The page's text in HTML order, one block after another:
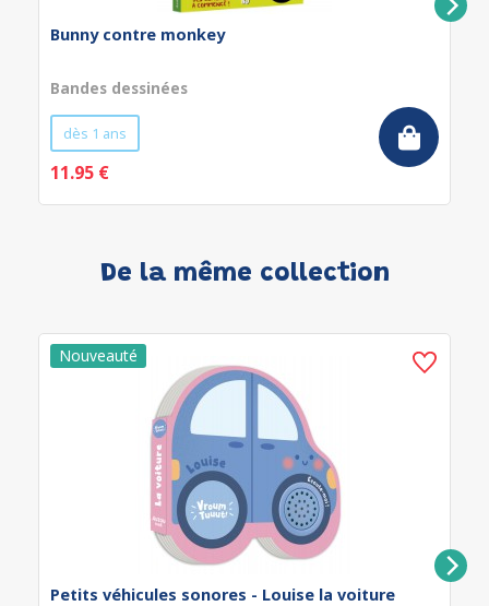
Bunny contre monkey
Bandes dessinées
dès 1 ans
11.95 €
De la même collection
Petits véhicules sonores - Louise la voiture